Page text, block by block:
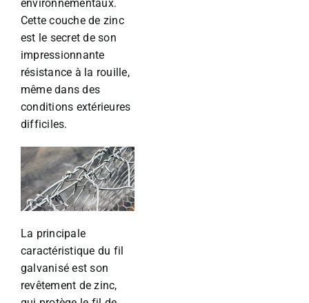
environnementaux.
Cette couche de zinc
est le secret de son
impressionnante
résistance à la rouille,
même dans des
conditions extérieures
difficiles.
La principale
caractéristique du fil
galvanisé est son
revêtement de zinc,